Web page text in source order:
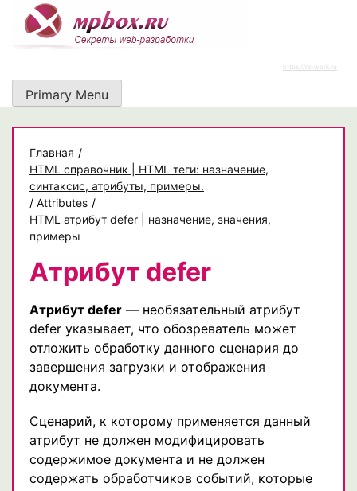
content
https://rz-work.ru
Primary Menu
Главная /
HTML справочник | HTML теги: назначение,
синтаксис, атрибуты, примеры.
/ Attributes /
HTML атрибут defer | назначение, значения,
примеры
Атрибут defer
Атрибут defer — необязательный атрибут
defer указывает, что обозреватель может
отложить обработку данного сценария до
завершения загрузки и отображения
документа.
Сценарий, к которому применяется данный
атрибут не должен модифицировать
содержимое документа и не должен
содержать обработчиков событий, которые